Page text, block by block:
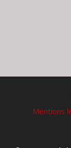
Mentions